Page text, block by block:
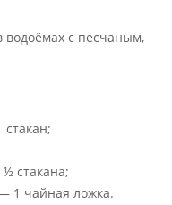
водоёмах с песчаным,
стакана;
1 чайная ложка.